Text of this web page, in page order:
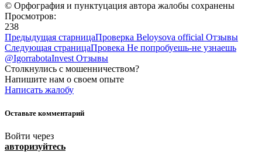
© Орфография и пунктуцация автора жалобы сохранены
Просмотров:
238
Предыдущая старницаПроверка Beloysova official Отзывы
Следующая страницаПровека Не попробуешь-не узнаешь
@IgorrabotaInvest Отзывы
Столкнулись с мошенничеством?
Напишите нам о своем опыте
Написать жалобу
Оставьте комментарий
Войти через
авторизуйтесь